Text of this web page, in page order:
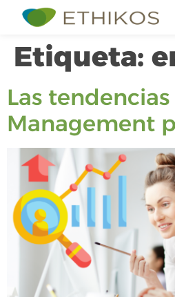
Etiqueta:
Las
Management